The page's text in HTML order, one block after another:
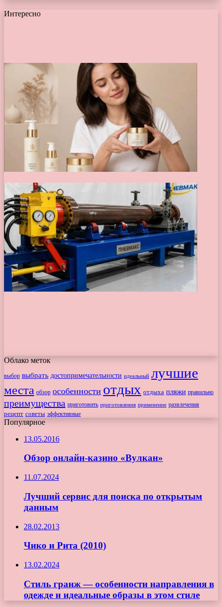
Интересно
Облако меток
выбор выбрать достопримечательности идеальный лучшие
места обзор особенности отдых отдыха пляжи правильно
преимущества приготовить приготовления применение развлечения
рецепт советы эффективные
Популярное
13.05.2016
Обзор онлайн-казино «Вулкан»
11.07.2024
Лучший сервис для поиска по открытым
данным
28.02.2013
Чико и Рита (2010)
13.02.2024
Стиль гранж — особенности направления в
одежде и идеальные образы в этом стиле